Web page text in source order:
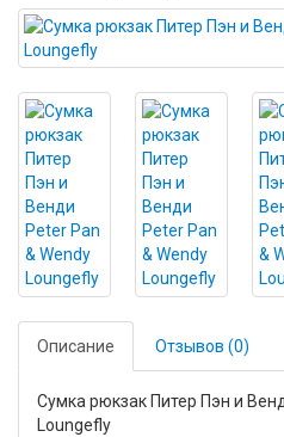
Описание Отзывов (0)
Сумка рюкзак Питер Пэн и
Loungefly